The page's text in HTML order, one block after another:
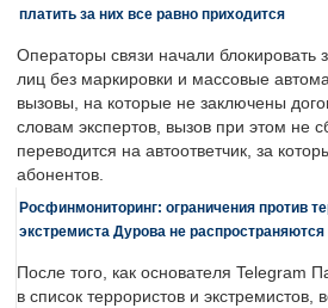
платить за них все равно приходится
Операторы связи начали блокировать
лиц без маркировки и массовые
вызовы, на которые не заключены
словам экспертов, вызов при этом не
переводится на автоответчик, за
абонентов.
Росфинмониторинг: ограничения против
экстремиста Дурова не распространяются
После того, как основателя Telegram
в список террористов и экстремистов,